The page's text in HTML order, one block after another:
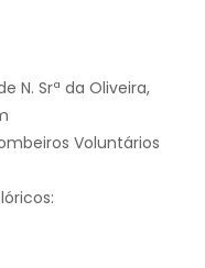
N. Srª da Oliveira,
Voluntários